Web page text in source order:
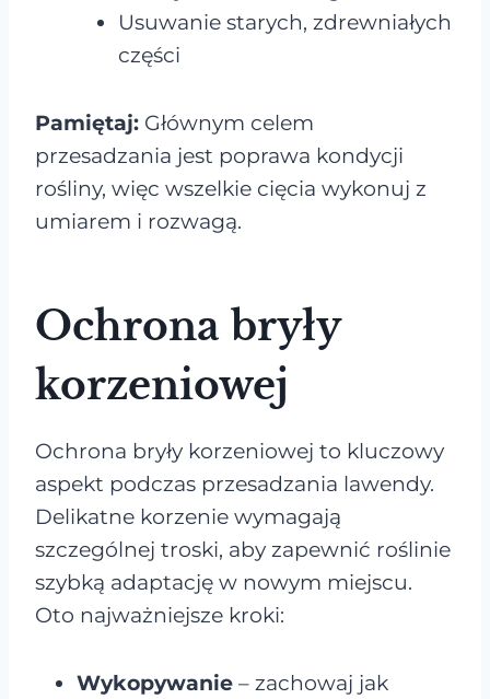
Usuwanie starych, zdrewniałych
części
Pamiętaj: Głównym celem
przesadzania jest poprawa kondycji
rośliny, więc wszelkie cięcia wykonuj z
umiarem i rozwagą.
Ochrona bryły
korzeniowej
Ochrona bryły korzeniowej to kluczowy
aspekt podczas przesadzania lawendy.
Delikatne korzenie wymagają
szczególnej troski, aby zapewnić roślinie
szybką adaptację w nowym miejscu.
Oto najważniejsze kroki:
Wykopywanie – zachowaj jak